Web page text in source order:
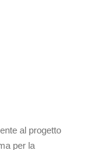
al progetto
per la